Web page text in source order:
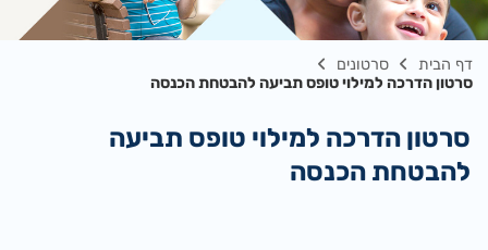
דף הבית
סרטונים
סרטון הדרכה למילוי טופס תביעה להבטחת הכנסה
סרטון הדרכה למילוי טופס תביעה
להבטחת הכנסה